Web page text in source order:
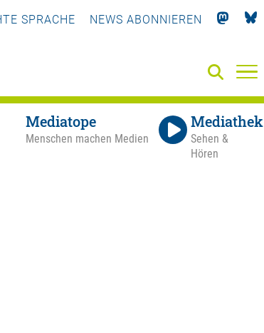
SPRACHE NEWS ABONNIEREN
Mediatope
Menschen machen Medien
Mediathek
Sehen &
Hören